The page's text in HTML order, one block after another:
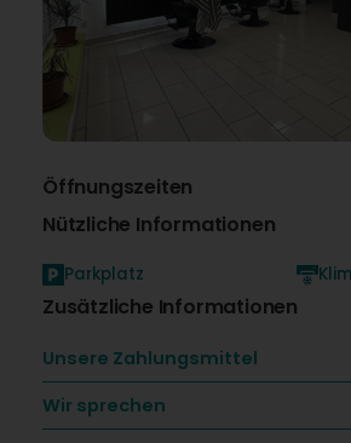
Öffnungszeiten
Nützliche Informationen
Parkplatz
Zusätzliche Informationen
Unsere Zahlungsmittel
Wir sprechen